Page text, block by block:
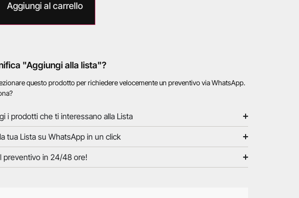
Aggiungi al carrello
"Aggiungi alla lista"?
questo prodotto per richiedere velocemente un preventivo via WhatsApp.
i prodotti che ti interessano alla Lista
tua Lista su WhatsApp in un click
preventivo in 24/48 ore!